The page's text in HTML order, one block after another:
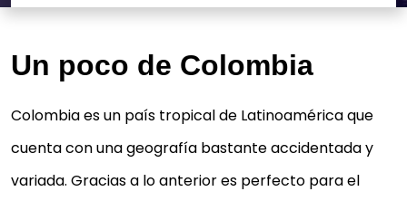
Un poco de Colombia
Colombia es un país tropical de Latinoamérica que
cuenta con una geografía bastante accidentada y
variada. Gracias a lo anterior es perfecto para el